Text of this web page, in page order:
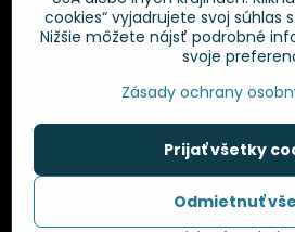
Objednávky
cookies“ vyjadrujete svoj
Nižšie môžete nájsť podrobné
svoje
Zásady ochrany
Prijať všetky
Odmietnuť